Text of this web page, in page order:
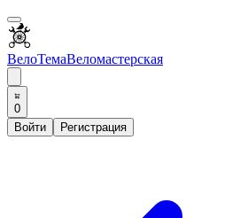
ВелоТемаВеломастерская
0
Войти
Регистрация